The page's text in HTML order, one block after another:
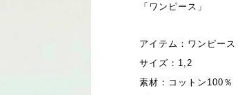
「ワンピース」
アイテム：ワンピース
サイズ：1,2
素材：コットン100％